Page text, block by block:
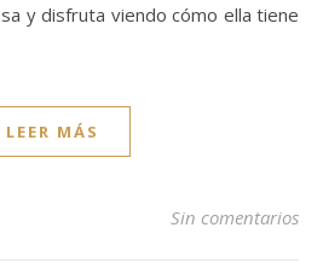
y disfruta viendo cómo ella tiene
LEER MÁS
Sin comentarios